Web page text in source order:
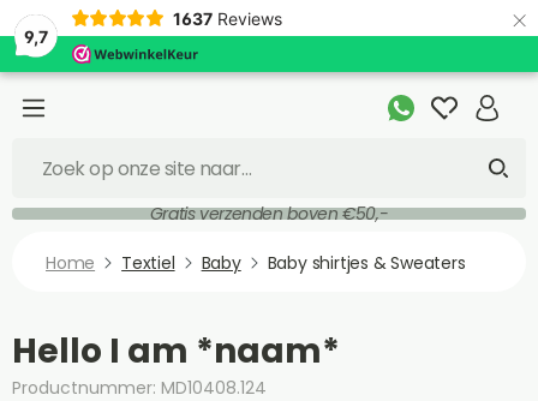
9,7
1637 Reviews ×
Gratis verzenden boven €50,-
Home Textiel Baby Baby shirtjes & Sweaters
Hello I am *naam*
Productnummer: MD10408.124